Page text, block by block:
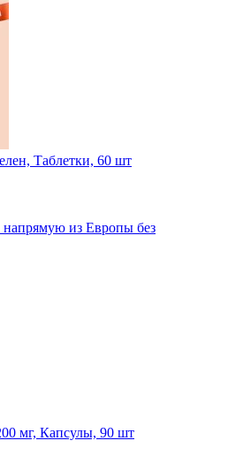
Таблетки, 60 шт
напрямую из Европы без
мг, Капсулы, 90 шт